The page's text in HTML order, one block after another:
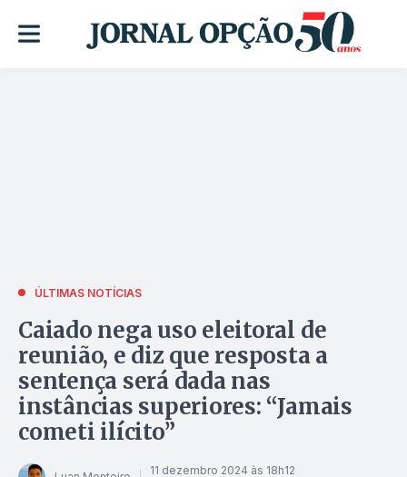
ÚLTIMAS NOTÍCIAS
Caiado nega uso eleitoral de
reunião, e diz que resposta a
sentença será dada nas
instâncias superiores: “Jamais
cometi ilícito”
11 dezembro 2024 às 18h12